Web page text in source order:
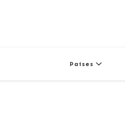
Países